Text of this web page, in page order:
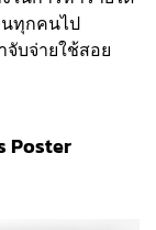
นทุกคนไป
จับจ่ายใช้สอย
Poster